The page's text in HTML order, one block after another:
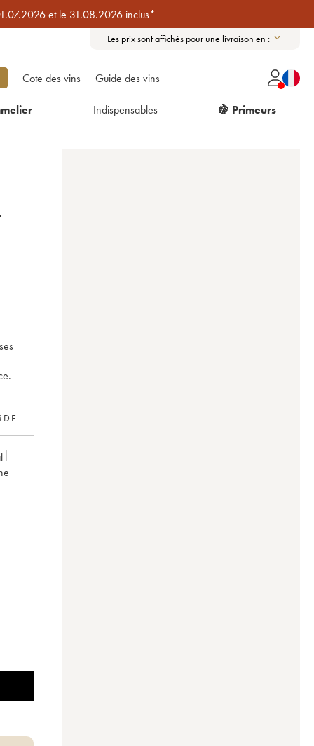
et le 31.08.2026 inclus*
Les prix sont affichés pour une livraison en :
Cote des vins Guide des vins
Indispensables 🍇 Primeurs